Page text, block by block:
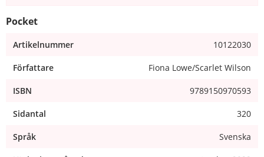
Pocket
Artikelnummer 10122030
Författare Fiona Lowe/Scarlet Wilson
ISBN 9789150970593
Sidantal 320
Språk Svenska